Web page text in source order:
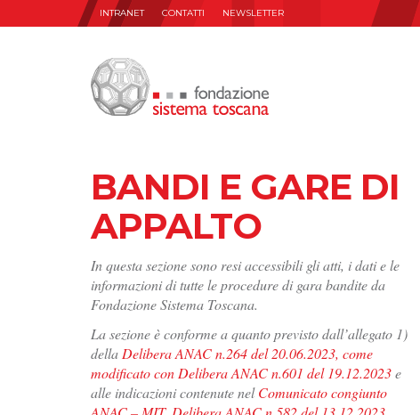
INTRANET CONTATTI NEWSLETTER
BANDI E GARE DI
APPALTO
In questa sezione sono resi accessibili gli atti, i dati e le
informazioni di tutte le procedure di gara bandite da
Fondazione Sistema Toscana.
La sezione è conforme a quanto previsto dall’allegato 1)
della Delibera ANAC n.264 del 20.06.2023, come
modificato con Delibera ANAC n.601 del 19.12.2023e
alle indicazioni contenute nelComunicato congiunto